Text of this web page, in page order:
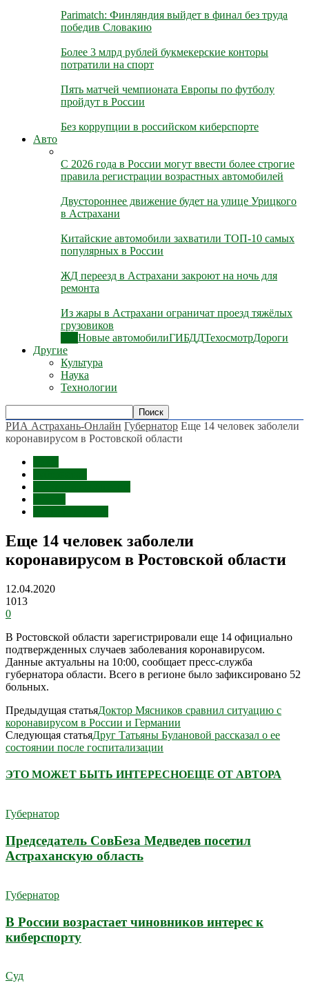
Parimatch: Финляндия выйдет в финал без труда
победив Словакию
Более 3 млрд рублей букмекерские конторы
потратили на спорт
Пять матчей чемпионата Европы по футболу
пройдут в России
Без коррупции в российском киберспорте
Авто
С 2026 года в России могут ввести более строгие
правила регистрации возрастных автомобилей
Двустороннее движение будет на улице Урицкого
в Астрахани
Китайские автомобили захватили ТОП-10 самых
популярных в России
ЖД переезд в Астрахани закроют на ночь для
ремонта
Из жары в Астрахани ограничат проезд тяжёлых
грузовиков
Новые автомобилиГИБДДТехосмотрДороги
Другие
Культура
Наука
Технологии
РИА Астрахань-Онлайн Губернатор Еще 14 человек заболели
коронавирусом в Ростовской области
Еще 14 человек заболели
коронавирусом в Ростовской области
12.04.2020
1013
0
В Ростовской области зарегистрировали еще 14 официально
подтвержденных случаев заболевания коронавирусом.
Данные актуальны на 10:00, сообщает пресс-служба
губернатора области. Всего в регионе было зафиксировано 52
больных.
Предыдущая статьяДоктор Мясников сравнил ситуацию с
коронавирусом в России и Германии
Следующая статьяДруг Татьяны Булановой рассказал о ее
состоянии после госпитализации
ЭТО МОЖЕТ БЫТЬ ИНТЕРЕСНОЕЩЕ ОТ АВТОРА
Губернатор
Председатель СовБеза Медведев посетил
Астраханскую область
Губернатор
В России возрастает чиновников интерес к
киберспорту
Суд